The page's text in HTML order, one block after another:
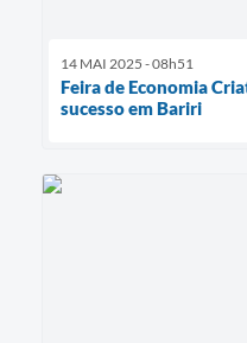
14 MAI 2025 - 08h51
Feira de Economia
sucesso em Bariri